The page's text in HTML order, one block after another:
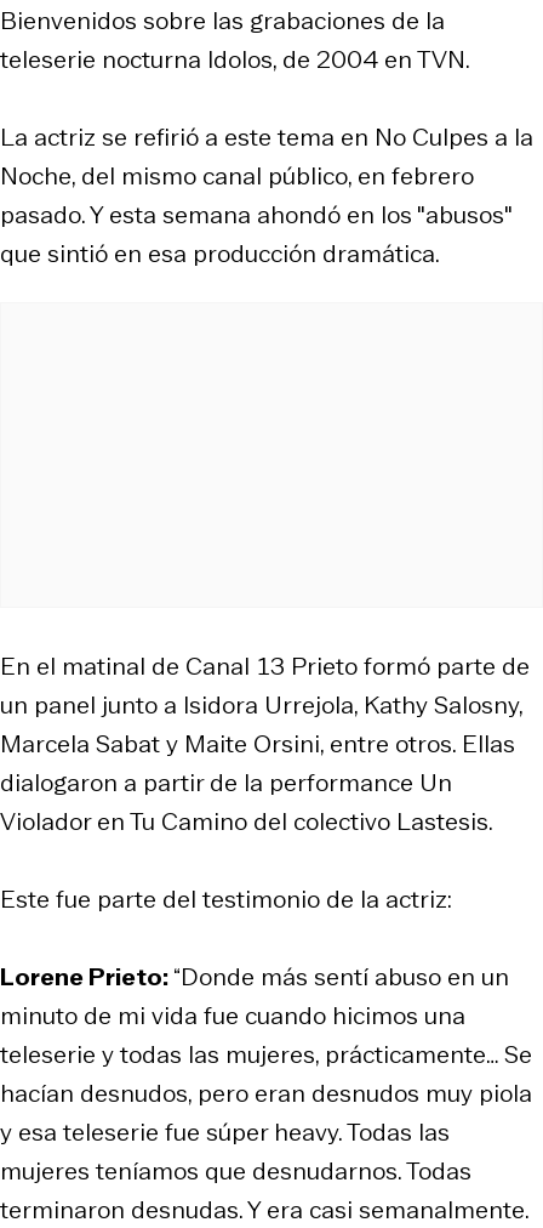
Bienvenidos sobre las grabaciones de la
teleserie nocturna Idolos, de 2004 en TVN.
La actriz se refirió a este tema en No Culpes a la
Noche, del mismo canal público, en febrero
pasado. Y esta semana ahondó en los "abusos"
que sintió en esa producción dramática.
En el matinal de Canal 13 Prieto formó parte de
un panel junto a Isidora Urrejola, Kathy Salosny,
Marcela Sabat y Maite Orsini, entre otros. Ellas
dialogaron a partir de la performance Un
Violador en Tu Camino del colectivo Lastesis.
Este fue parte del testimonio de la actriz:
Lorene Prieto:“Donde más sentí abuso en un
minuto de mi vida fue cuando hicimos una
teleserie y todas las mujeres, prácticamente… Se
hacían desnudos, pero eran desnudos muy piola
y esa teleserie fue súper heavy. Todas las
mujeres teníamos que desnudarnos. Todas
terminaron desnudas. Y era casi semanalmente.